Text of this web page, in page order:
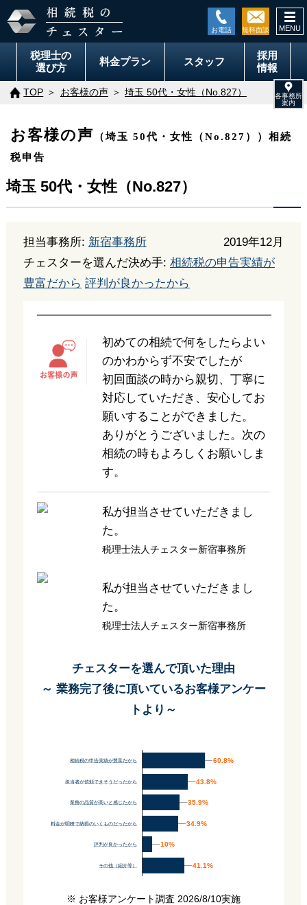
税理士の
選び方
料金プラン スタッフ
採用
情報
TOP お客様の声 埼玉 50代・女性（No.827）
お客様の声
（埼玉 50代・女性（No.827））相続
税申告
埼玉 50代・女性（No.827）
担当事務所: 新宿事務所
2019年12月
チェスターを選んだ決め手: 相続税の申告実績が
豊富だから 評判が良かったから
初めての相続で何をしたらよい
のかわからず不安でしたが
初回面談の時から親切、丁寧に
対応していただき、安心してお
願いすることができました。
ありがとうございました。次の
相続の時もよろしくお願いしま
す。
私が担当させていただきまし
た。
税理士法人チェスター新宿事務所
私が担当させていただきまし
た。
税理士法人チェスター新宿事務所
チェスターを選んで頂いた理由
～ 業務完了後に頂いているお客様アンケー
トより～
相続税の申告実績が豊富だから
担当者が信頼できそうだったから
業務の品質が高いと感じたから
料金が明瞭で納得のいくものだったから
評判が良かったから
その他（紹介等）
60.8%
60.8%
43.8%
43.8%
35.9%
35.9%
34.9%
34.9%
10%
10%
41.1%
41.1%
※ お客様アンケート調査 2026/8/10実施